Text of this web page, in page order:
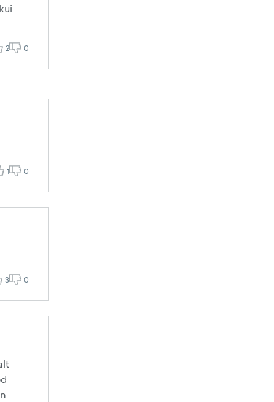
2 0
1 0
3 0